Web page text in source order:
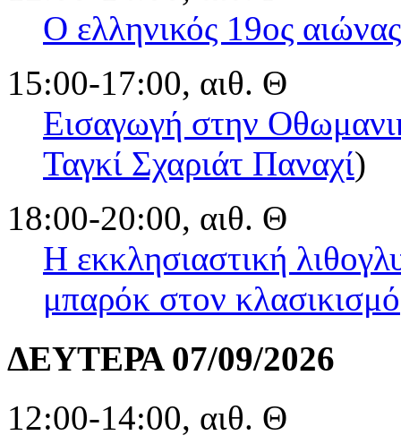
Ο ελληνικός 19ος αιώνας
15:00-17:00, αιθ. Θ
Εισαγωγή στην
Ταγκί Σχαριάτ Παναχί)
18:00-20:00, αιθ. Θ
Η εκκλησιαστική
μπαρόκ στον κλασικισμό
ΔΕΥΤΕΡΑ 07/09/2026
12:00-14:00, αιθ. Θ